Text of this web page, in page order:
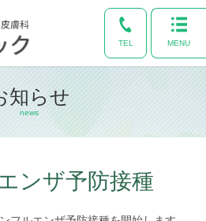
TEL MENU
知らせ
news
ンザ予防接種